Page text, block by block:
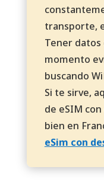
transporte,
Tener
momento
buscando
Si te sirve,
de eSIM
bien en
eSim con